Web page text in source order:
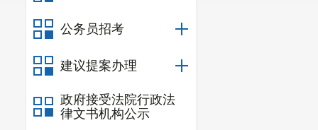
公务员招考
建议提案办理
政府接受法院行政法
律文书机构公示